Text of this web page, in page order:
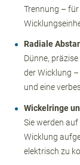
Trennung –
Radiale
Dünne,
der Wicklung
und eine
Wickelringe
Sie werden auf
Wicklung
elektrisch zu